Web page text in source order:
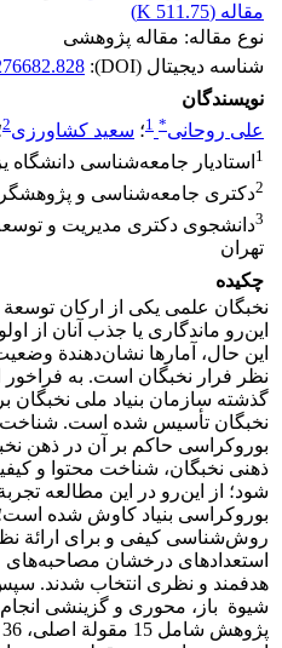
مقاله (511.75 K
)
نوع مقاله: مقاله پژوهشی
شناسه دیجیتال (DOI):
نویسندگان
علی روحانی*
1؛ سعید کشاورزی2
1 استادیار جامعه‌شناسی دانشگاه
2دکتری جامعه‌شناسی و پژوهشگر
3دانشجوی دکتری مدیریت و توسعه
تهران
چکیده
نخبگان علمی یکی از ارکان
این‌رو ماندگاری یا جذب آنان از
این حال، آمارها نشان‌دهندة
نظر فرار نخبگان است. به
گذشته سازمان بنیاد ملی
نخبگان تأسیس شده است. شناخت
بوروکراسی حاکم بر آن در ذهن
ذهنی نخبگان، شناخت محتوا و
شود؛ از این‌رو در این مطالعه
بوروکراسی بنیاد کاوش شده است؛
روش‌شناسی کیفی و برای ارائة
استعدادهای درخشان
هدفمند و نظری انتخاب شدند.
شیوة باز، محوری و گزینشی